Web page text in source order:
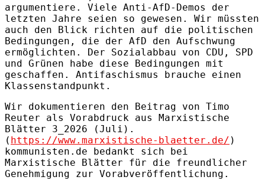
argumentiere. Viele Anti-AfD-Demos der
letzten Jahre seien so gewesen. Wir müssten
auch den Blick richten auf die politischen
Bedingungen, die der AfD den Aufschwung
ermöglichten. Der Sozialabbau von CDU, SPD
und Grünen habe diese Bedingungen mit
geschaffen. Antifaschismus brauche einen
Klassenstandpunkt.
Wir dokumentieren den Beitrag von Timo
Reuter als Vorabdruck aus Marxistische
Blätter 3_2026 (Juli).
( https://www.marxistische-blaetter.de/ )
kommunisten.de bedankt sich bei
Marxistische Blätter für die freundlicher
Genehmigung zur Vorabveröffentlichung.